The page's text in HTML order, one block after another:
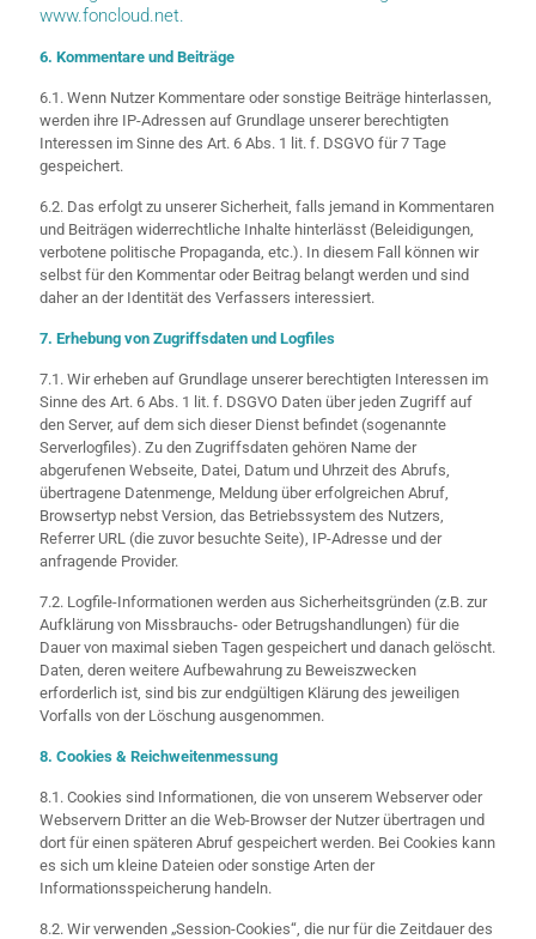
www.foncloud.net.
6. Kommentare und Beiträge
6.1. Wenn Nutzer Kommentare oder sonstige Beiträge hinterlassen,
werden ihre IP-Adressen auf Grundlage unserer berechtigten
Interessen im Sinne des Art. 6 Abs. 1 lit. f. DSGVO für 7 Tage
gespeichert.
6.2. Das erfolgt zu unserer Sicherheit, falls jemand in Kommentaren
und Beiträgen widerrechtliche Inhalte hinterlässt (Beleidigungen,
verbotene politische Propaganda, etc.). In diesem Fall können wir
selbst für den Kommentar oder Beitrag belangt werden und sind
daher an der Identität des Verfassers interessiert.
7. Erhebung von Zugriffsdaten und Logfiles
7.1. Wir erheben auf Grundlage unserer berechtigten Interessen im
Sinne des Art. 6 Abs. 1 lit. f. DSGVO Daten über jeden Zugriff auf
den Server, auf dem sich dieser Dienst befindet (sogenannte
Serverlogfiles). Zu den Zugriffsdaten gehören Name der
abgerufenen Webseite, Datei, Datum und Uhrzeit des Abrufs,
übertragene Datenmenge, Meldung über erfolgreichen Abruf,
Browsertyp nebst Version, das Betriebssystem des Nutzers,
Referrer URL (die zuvor besuchte Seite), IP-Adresse und der
anfragende Provider.
7.2. Logfile-Informationen werden aus Sicherheitsgründen (z.B. zur
Aufklärung von Missbrauchs- oder Betrugshandlungen) für die
Dauer von maximal sieben Tagen gespeichert und danach gelöscht.
Daten, deren weitere Aufbewahrung zu Beweiszwecken
erforderlich ist, sind bis zur endgültigen Klärung des jeweiligen
Vorfalls von der Löschung ausgenommen.
8. Cookies & Reichweitenmessung
8.1. Cookies sind Informationen, die von unserem Webserver oder
Webservern Dritter an die Web-Browser der Nutzer übertragen und
dort für einen späteren Abruf gespeichert werden. Bei Cookies kann
es sich um kleine Dateien oder sonstige Arten der
Informationsspeicherung handeln.
8.2. Wir verwenden „Session-Cookies“, die nur für die Zeitdauer des